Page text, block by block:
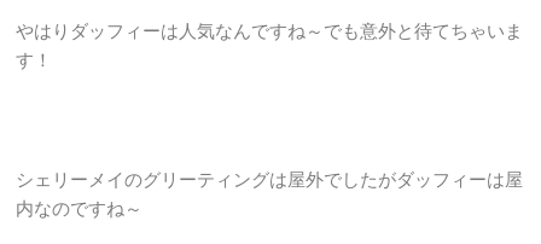
やはりダッフィーは人気なんですね～でも意外と待てちゃいま
す！
シェリーメイのグリーティングは屋外でしたがダッフィーは屋
内なのですね～